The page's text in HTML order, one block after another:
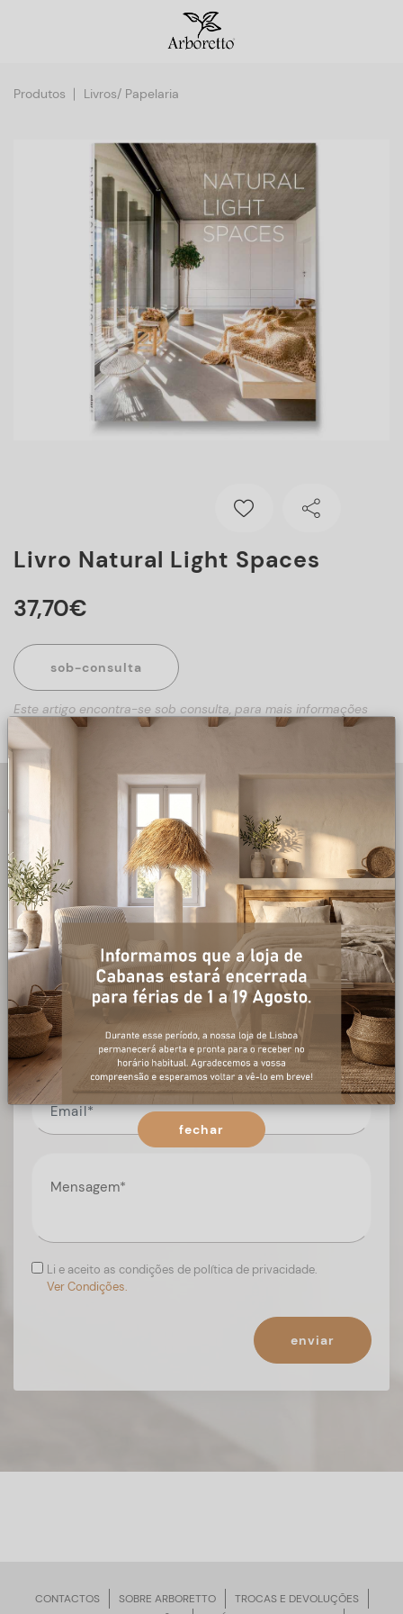
Produtos Livros/ Papelaria
Livro Natural Light Spaces
37,70€
sob-consulta
Este artigo encontra-se sob consulta, para mais informações
sobre o artigo, preencha o formulário abaixo.
+ informações
Preencha o formulário, e num curto espaço de tempo,
temos respostas para todas as suas questões.
Li e aceito as condições de política de privacidade.
Ver Condições.
enviar
CONTACTOS SOBRE ARBORETTO
TROCAS E DEVOLUÇÕES
fechar